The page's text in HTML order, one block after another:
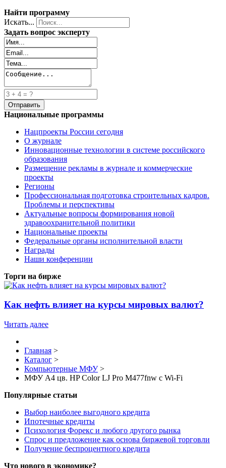
Найти программу
Искать...
Задать вопрос эксперту
Национальные программы
Нацпроекты России сегодня
О журнале
Инновационные технологии в системе российского
образования
Размещение рекламы в журнале и коммерческие
проекты
Регионы
Профессиональная подготовка строительных кадров.
Проблемы и перспективы
Актуальные вопросы формирования новой
здравоохранительной политики
Национальные проекты
Федеральные органы исполнительной власти
Награды
Наши конференции
Торги на бирже
Как нефть влияет на курсы мировых валют?
Читать далее
Главная >
Каталог >
Компьютерные МФУ >
МФУ А4 цв. HP Color LJ Pro M477fnw c Wi-Fi
Популярные статьи
Выбор наиболее выгодного кредита
Ипотечные кредиты
Психология Форекс и любого другого рынка
Спрос и предложение как основа биржевой торговли
Получение беспроцентного кредита
Что нового в экономике?